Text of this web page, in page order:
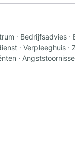
· Bedrijfsadvies ·
· Verpleeghuis ·
·